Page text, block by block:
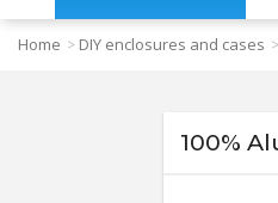
Home > DIY enclosures and cases >
100%